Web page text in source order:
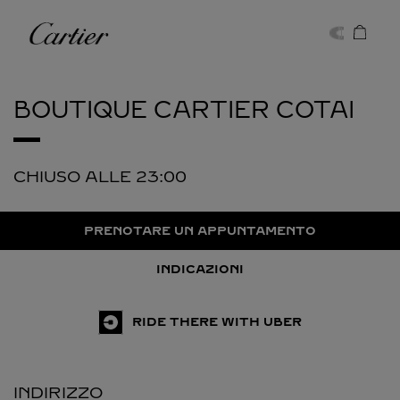
Cartier
BOUTIQUE CARTIER COTAI
CHIUSO ALLE 23:00
PRENOTARE UN APPUNTAMENTO
INDICAZIONI
RIDE THERE WITH UBER
INDIRIZZO